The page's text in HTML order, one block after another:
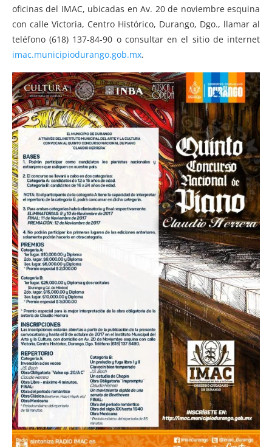
oficinas del IMAC, ubicadas en Av. 20 de noviembre esquina
con calle Victoria, Centro Histórico, Durango, Dgo., llamar al
teléfono (618) 137-84-90 o consultar en el sitio de internet
imac.municipiodurango.gob.mx.